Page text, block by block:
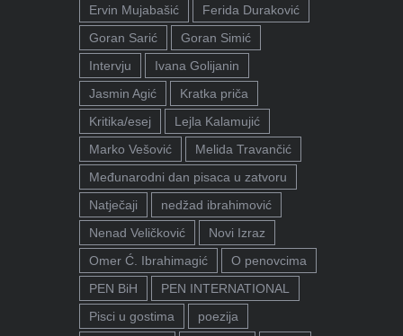
Ervin Mujabašić
Ferida Duraković
Goran Sarić
Goran Simić
Intervju
Ivana Golijanin
Jasmin Agić
Kratka priča
Kritika/esej
Lejla Kalamujić
Marko Vešović
Melida Travančić
Međunarodni dan pisaca u zatvoru
Natječaji
nedžad ibrahimović
Nenad Veličković
Novi Izraz
Omer Ć. Ibrahimagić
O penovcima
PEN BiH
PEN INTERNATIONAL
Pisci u gostima
poezija